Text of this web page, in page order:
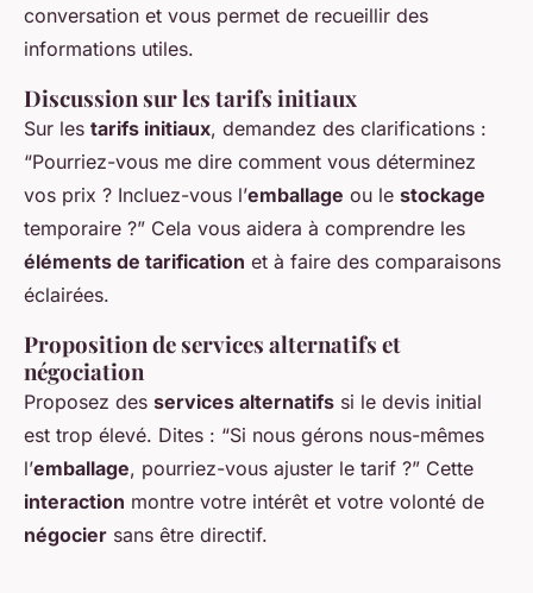
conversation et vous permet de recueillir des
informations utiles.
Discussion sur les tarifs initiaux
Sur les tarifs initiaux, demandez des clarifications :
“Pourriez-vous me dire comment vous déterminez
vos prix ? Incluez-vous l’emballage ou le stockage
temporaire ?” Cela vous aidera à comprendre les
éléments de tarification et à faire des comparaisons
éclairées.
Proposition de services alternatifs et
négociation
Proposez des services alternatifs si le devis initial
est trop élevé. Dites : “Si nous gérons nous-mêmes
l’emballage, pourriez-vous ajuster le tarif ?” Cette
interaction montre votre intérêt et votre volonté de
négocier sans être directif.